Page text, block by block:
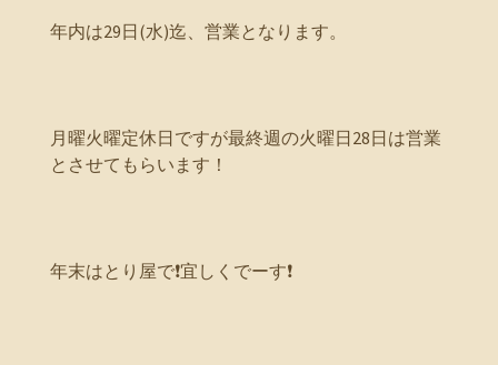
年内は29日(水)迄、営業となります。
月曜火曜定休日ですが最終週の火曜日28日は営業
とさせてもらいます！
年末はとり屋で❗宜しくでーす❗